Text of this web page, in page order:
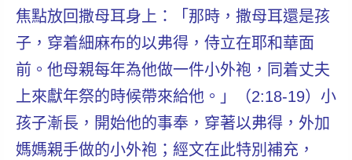
焦點放回撒母耳身上：「那時，撒母耳還是孩
子，穿着細麻布的以弗得，侍立在耶和華面
前。他母親每年為他做一件小外袍，同着丈夫
上來獻年祭的時候帶來給他。」（2:18-19）小
孩子漸長，開始他的事奉，穿著以弗得，外加
媽媽親手做的小外袍；經文在此特別補充，